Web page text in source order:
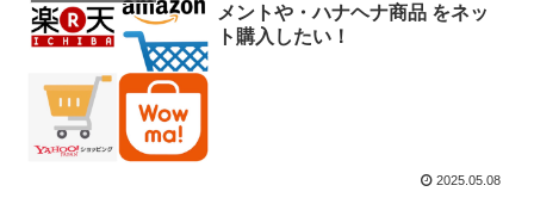
メントや・ハナヘナ商品 をネッ
ト購入したい！
2025.05.08